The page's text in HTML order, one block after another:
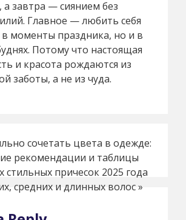
завтра — сиянием без
Главное — любить себя
в моменты праздника, но и в
Потому что настоящая
и красота рождаются из
заботы, а не из чуда.
сочетать цвета в одежде:
рекомендации и таблицы
стильных причесок 2025 года
средних и длинных волос»